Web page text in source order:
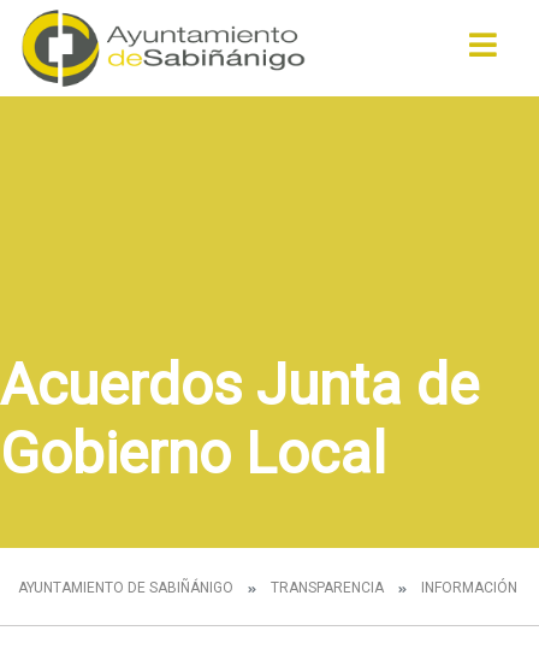
Acuerdos Junta de
Gobierno Local
AYUNTAMIENTO DE SABIÑÁNIGO TRANSPARENCIA INFORMACIÓN